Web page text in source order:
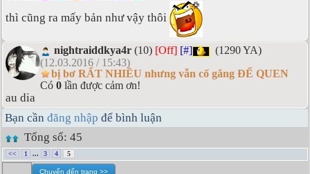
thì cũng ra mấy bản như vậy thôi
nightraiddkya4r (10) [Off] [#]
(1290 YA)
(12.03.2016 / 15:43)
bị bơ RẤT NHIỀU nhưng vẫn cố gắng ĐỂ QUEN
Có 0 lần được cảm ơn!
au dia
Bạn cần đăng nhập để bình luận
Tổng số: 45
<< 1 ... 3 4 5